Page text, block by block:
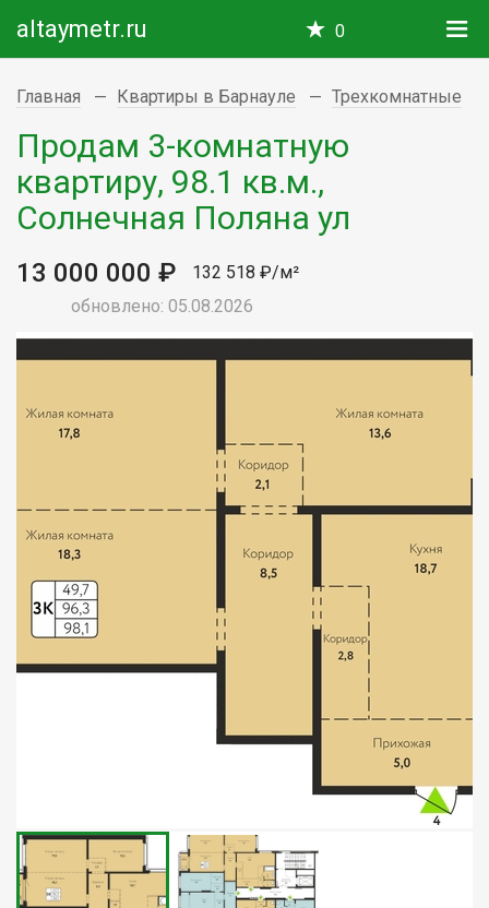
altaymetr.ru 0
Главная Квартиры в Барнауле Трехкомнатные
Продам 3-комнатную
квартиру, 98.1 кв.м.,
Солнечная Поляна ул
13 000 000 ₽
132 518 ₽/м²
обновлено: 05.08.2026